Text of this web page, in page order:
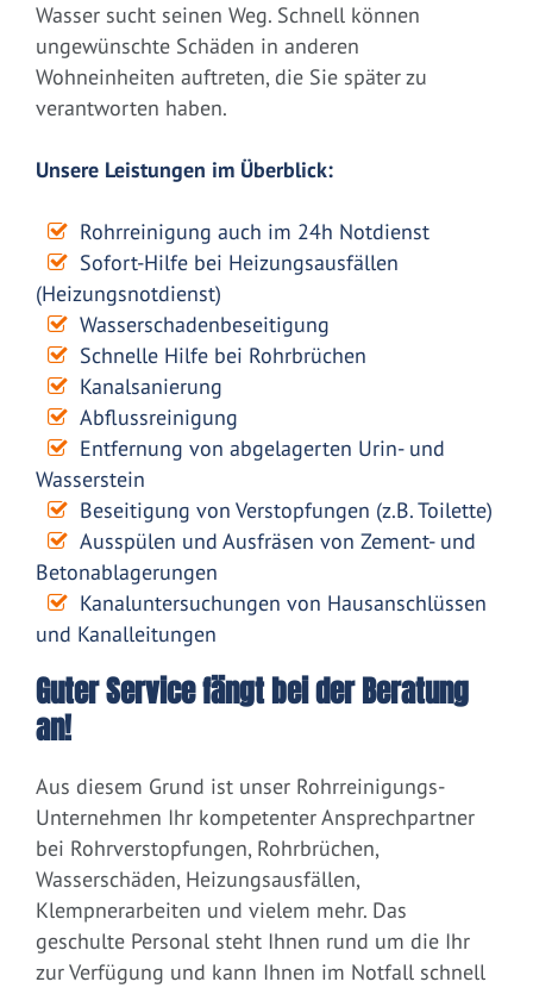
Wasser sucht seinen Weg. Schnell können
ungewünschte Schäden in anderen
Wohneinheiten auftreten, die Sie später zu
verantworten haben.
Unsere Leistungen im Überblick:
Rohrreinigung auch im 24h Notdienst
Sofort-Hilfe bei Heizungsausfällen
(Heizungsnotdienst)
Wasserschadenbeseitigung
Schnelle Hilfe bei Rohrbrüchen
Kanalsanierung
Abflussreinigung
Entfernung von abgelagerten Urin- und
Wasserstein
Beseitigung von Verstopfungen (z.B. Toilette)
Ausspülen und Ausfräsen von Zement- und
Betonablagerungen
Kanaluntersuchungen von Hausanschlüssen
und Kanalleitungen
Guter Service fängt bei der Beratung
an!
Aus diesem Grund ist unser Rohrreinigungs-
Unternehmen Ihr kompetenter Ansprechpartner
bei Rohrverstopfungen, Rohrbrüchen,
Wasserschäden, Heizungsausfällen,
Klempnerarbeiten und vielem mehr. Das
geschulte Personal steht Ihnen rund um die Ihr
zur Verfügung und kann Ihnen im Notfall schnell